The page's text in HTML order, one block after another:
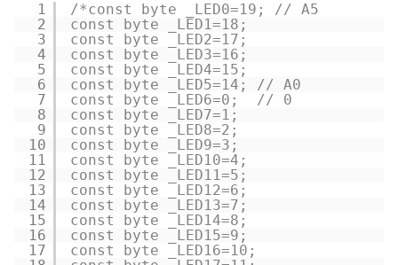
1
2
3
4
5
6
7
8
9
10
11
12
13
14
15
16
17
/*const byte _LED0=19; // A5
const byte _LED1=18;
const byte _LED2=17;
const byte _LED3=16;
const byte _LED4=15;
const byte _LED5=14; // A0
const byte _LED6=0;  // 0
const byte _LED7=1;
const byte _LED8=2;
const byte _LED9=3;
const byte _LED10=4;
const byte _LED11=5;
const byte _LED12=6;
const byte _LED13=7;
const byte _LED14=8;
const byte _LED15=9;
const byte _LED16=10;